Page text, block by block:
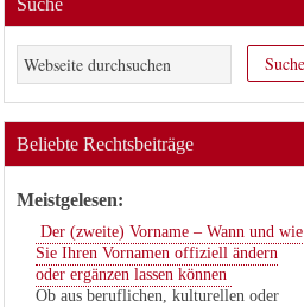
Suche
Beliebte Rechtsbeiträge
Meistgelesen:
Der (zweite) Vorname – Wann und wie
Sie Ihren Vornamen offiziell ändern
oder ergänzen lassen können
Ob aus beruflichen, kulturellen oder